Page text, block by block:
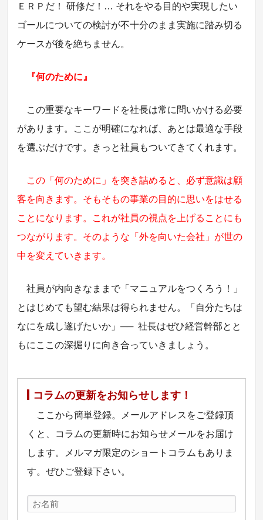
ＥＲＰだ！ 研修だ！… それをやる目的や実現したい
ゴールについての検討が不十分のまま実施に踏み切る
ケースが後を絶ちません。
『何のために』
この重要なキーワードを社長は常に問いかける必要
があります。ここが明確になれば、あとは最適な手段
を選ぶだけです。きっと社員もついてきてくれます。
この「何のために」を突き詰めると、必ず意識は顧
客を向きます。そもそもの事業の目的に思いをはせる
ことになります。これが社員の視点を上げることにも
つながります。そのような「外を向いた会社」が世の
中を変えていきます。
社員が内向きなままで「マニュアルをつくろう！」
とはじめても望む結果は得られません。「自分たちは
なにを成し遂げたいか」── 社長はぜひ経営幹部とと
もにここの深掘りに向き合っていきましょう。
コラムの更新をお知らせします！
ここから簡単登録。メールアドレスをご登録頂
くと、コラムの更新時にお知らせメールをお届け
します。メルマガ限定のショートコラムもありま
す。ぜひご登録下さい。